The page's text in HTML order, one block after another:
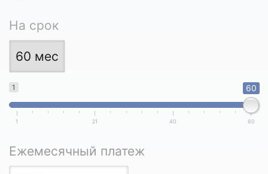
На срок
1 60
1 21 40 60
Ежемесячный платеж